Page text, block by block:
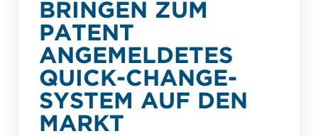
BRINGEN ZUM
PATENT
ANGEMELDETES
QUICK-CHANGE-
SYSTEM AUF DEN
MARKT